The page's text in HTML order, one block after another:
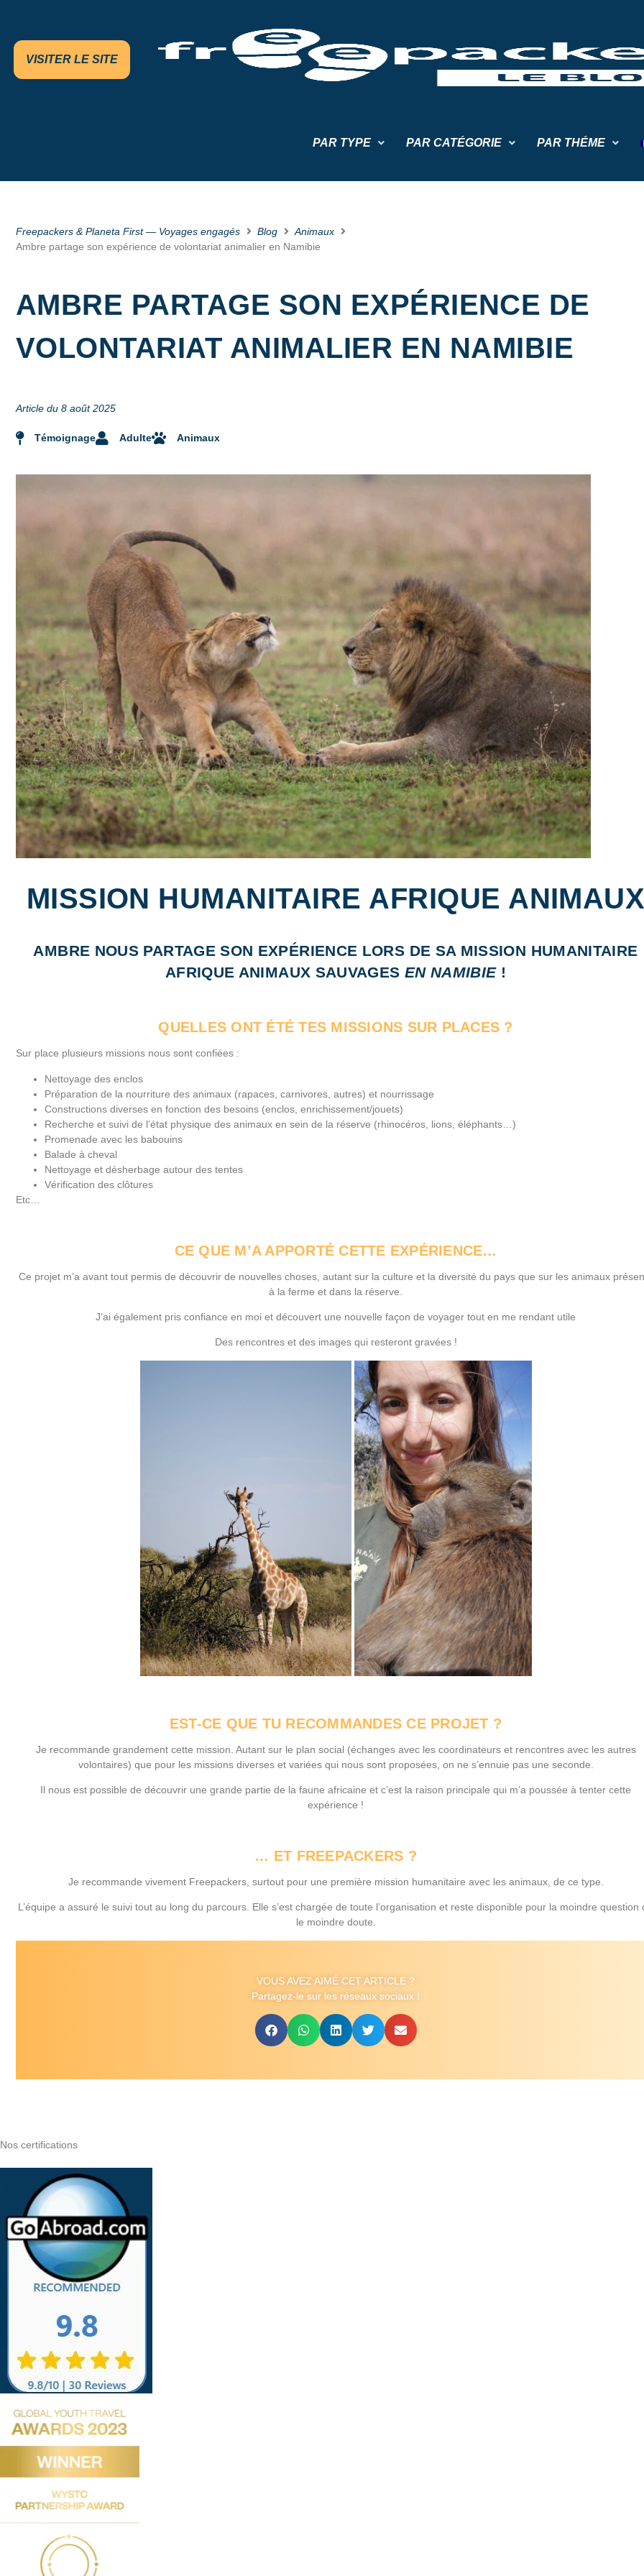
VISITER LE SITE
PAR TYPE PAR CATÉGORIE PAR THÉME
Freepackers & Planeta First — Voyages engagés Blog
Animaux
Ambre partage son expérience de volontariat animalier en Namibie
AMBRE PARTAGE SON EXPÉRIENCE DE
VOLONTARIAT ANIMALIER EN NAMIBIE
Article du 8 août 2025
Témoignage Adulte Animaux
MISSION HUMANITAIRE AFRIQUE
AMBRE NOUS PARTAGE SON EXPÉRIENCE LORS DE SA MISSION HUMANITAIRE
AFRIQUE ANIMAUX SAUVAGES EN NAMIBIE!
QUELLES ONT ÉTÉ TES MISSIONS SUR PLACES ?
Sur place plusieurs missions nous sont confiées :
Nettoyage des enclos
Préparation de la nourriture des animaux (rapaces, carnivores, autres) et nourrissage
Constructions diverses en fonction des besoins (enclos, enrichissement/jouets)
Recherche et suivi de l’état physique des animaux en sein de la réserve (rhinocéros, lions, éléphants…)
Promenade avec les babouins
Balade à cheval
Nettoyage et désherbage autour des tentes
Vérification des clôtures
Etc…
CE QUE M’A APPORTÉ CETTE EXPÉRIENCE…
Ce projet m’a avant tout permis de découvrir de nouvelles choses, autant sur la culture et la diversité du pays que sur les animaux
à la ferme et dans la réserve.
J’ai également pris confiance en moi et découvert une nouvelle façon de voyager tout en me rendant utile
Des rencontres et des images qui resteront gravées !
EST-CE QUE TU RECOMMANDES CE PROJET ?
Je recommande grandement cette mission. Autant sur le plan social (échanges avec les coordinateurs et rencontres avec les autres
volontaires) que pour les missions diverses et variées qui nous sont proposées, on ne s’ennuie pas une seconde.
Il nous est possible de découvrir une grande partie de la faune africaine et c’est la raison principale qui m’a poussée à tenter cette
expérience !
… ET FREEPACKERS ?
Je recommande vivement Freepackers, surtout pour une première mission humanitaire avec les animaux, de ce type.
L’équipe a assuré le suivi tout au long du parcours. Elle s’est chargée de toute l’organisation et reste disponible pour la moindre question
le moindre doute.
VOUS AVEZ AIMÉ CET ARTICLE ?
Partagez-le sur les réseaux sociaux !
Nos certifications